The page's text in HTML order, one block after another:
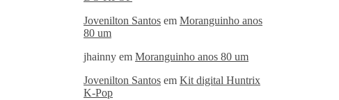
Jovenilton Santos em Moranguinho anos
80 um
jhainny em Moranguinho anos 80 um
Jovenilton Santos em Kit digital Huntrix
K-Pop